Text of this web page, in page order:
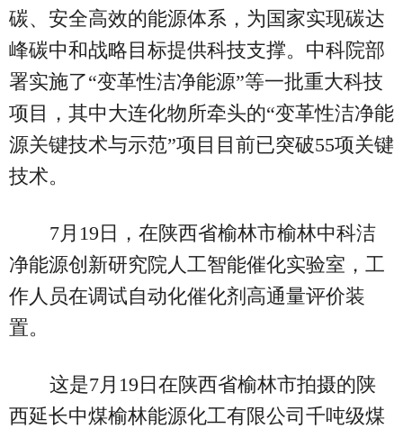
碳、安全高效的能源体系，为国家实现碳达
峰碳中和战略目标提供科技支撑。中科院部
署实施了“变革性洁净能源”等一批重大科技
项目，其中大连化物所牵头的“变革性洁净能
源关键技术与示范”项目目前已突破55项关键
技术。
7月19日，在陕西省榆林市榆林中科洁
净能源创新研究院人工智能催化实验室，工
作人员在调试自动化催化剂高通量评价装
置。
这是7月19日在陕西省榆林市拍摄的陕
西延长中煤榆林能源化工有限公司千吨级煤